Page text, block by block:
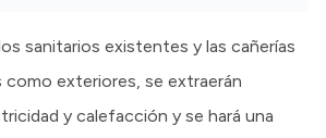
sanitarios existentes y las cañerías
como exteriores, se extraerán
y calefacción y se hará una